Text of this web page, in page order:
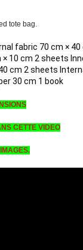
tote bag.
fabric 70 cm ×
10 cm 2 sheets
cm 2 sheets
30 cm 1 book
CETTE VIDEO